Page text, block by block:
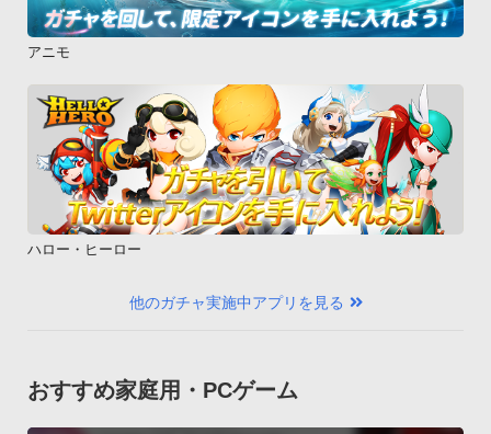
アニモ
ハロー・ヒーロー
他のガチャ実施中アプリを見る
おすすめ家庭用・PCゲーム